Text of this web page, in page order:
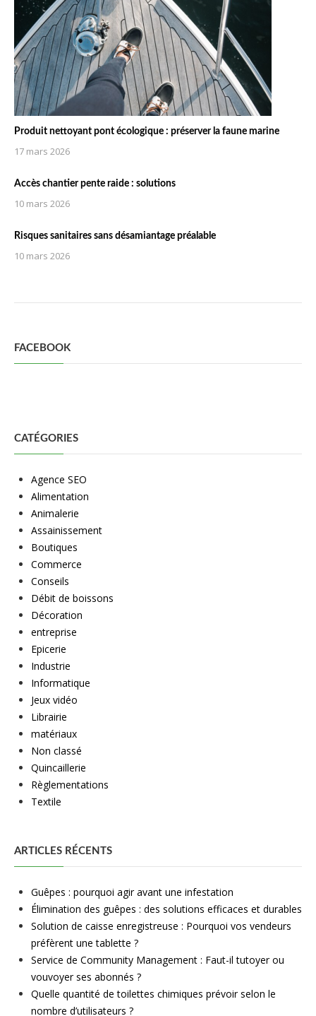
Produit nettoyant pont écologique : préserver la faune marine
17 mars 2026
Accès chantier pente raide : solutions
10 mars 2026
Risques sanitaires sans désamiantage préalable
10 mars 2026
FACEBOOK
CATÉGORIES
Agence SEO
Alimentation
Animalerie
Assainissement
Boutiques
Commerce
Conseils
Débit de boissons
Décoration
entreprise
Epicerie
Industrie
Informatique
Jeux vidéo
Librairie
matériaux
Non classé
Quincaillerie
Règlementations
Textile
ARTICLES RÉCENTS
Guêpes : pourquoi agir avant une infestation
Élimination des guêpes : des solutions efficaces et durables
Solution de caisse enregistreuse : Pourquoi vos vendeurs
préfèrent une tablette ?
Service de Community Management : Faut-il tutoyer ou
vouvoyer ses abonnés ?
Quelle quantité de toilettes chimiques prévoir selon le
nombre d’utilisateurs ?